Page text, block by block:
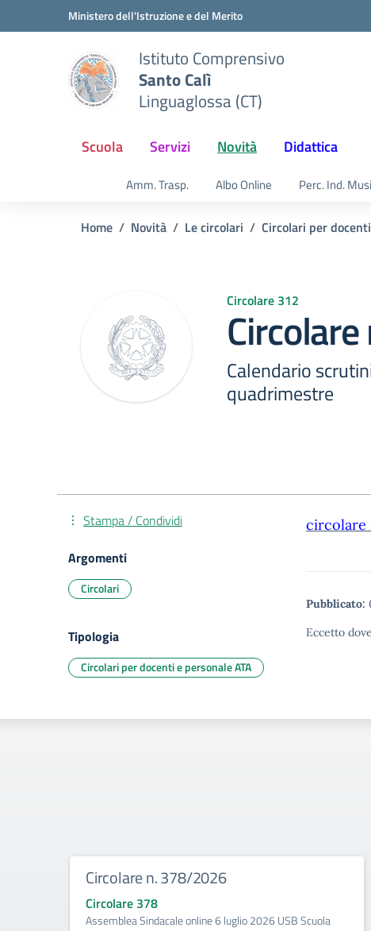
Vai ai contenuti
Vai al menu di navigazioneMinistero dell'Istruzione e del Merito
Istituto Comprensivo
Santo Calì
Linguaglossa (CT)
Scuola Servizi Novità Didattica
Amm. Trasp. Albo Online Perc. Ind.
Home Novità Le circolari Circolari per
Circolare 312
Calendario
quadrimestre
circolare
Pubblicato:
Eccetto
Stampa / Condividi
Argomenti
Circolari
Tipologia
Circolari per docenti e personale ATA
Circolare n. 378/2026
Circolare 378
Assemblea Sindacale online 6 luglio 2026 USB Scuola